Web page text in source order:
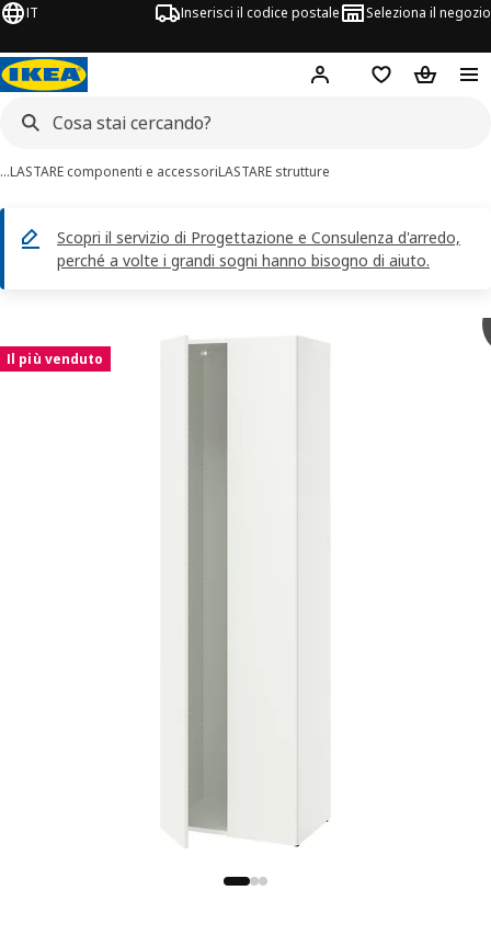
IT Inserisci il codice postale Seleziona il negozio
Hej! AccediLista deiCarrello
…LASTARE componenti e accessoriLASTARE strutture
Scopri il servizio di Progettazione e Consulenza d'arredo,
perché a volte i grandi sogni hanno bisogno di aiuto.
Il più venduto